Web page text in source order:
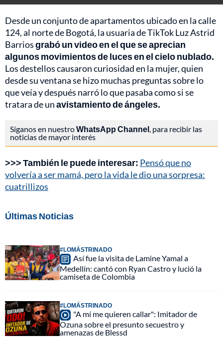
Desde un conjunto de apartamentos ubicado en la calle
124, al norte de Bogotá, la usuaria de TikTok Luz Astrid
Barriosgrabó un video en el que se aprecian
algunos movimientos de luces en el cielo nublado.
Los destellos causaron curiosidad en la mujer, quien
desde su ventana se hizo muchas preguntas sobre lo
que veía y después narró lo que pasaba como si se
tratara de unavistamiento de ángeles.
Síganos en nuestroWhatsApp Channel, para recibir las
noticias de mayor interés
>>> También le puede interesar: Pensó que no
volvería a ser mamá, pero la vida le dio una sorpresa:
cuatrillizos
Últimas Noticias
#LOMÁSTRINADO
Así fue la visita de Lamine Yamal a
Medellín: cantó con Ryan Castro y lució la
camiseta de Colombia
#LOMÁSTRINADO
"A mí me quieren callar": Imitador de
Ozuna sobre el presunto secuestro y
amenazas de Blessd